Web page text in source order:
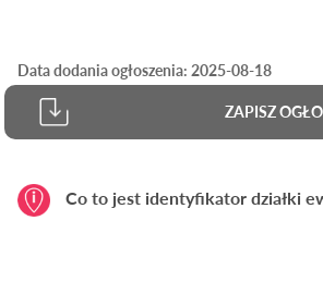
Co to jest identyfikator działki
Data dodania ogłoszenia: 2025-08-18
ZAPISZ